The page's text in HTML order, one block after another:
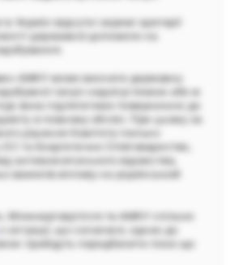
в Україні відсутні окремі критерії
державної допомоги на
АМКУ може визнати державну
галузі недопустимою або ж
вона підлягатиме поверненню до
в повному обсязі. При цьому за
рішення Комітету пильно
ЄС та Енергетичне Співтовариство,
антимонопольного відомства,
важелів впливу на український
Міненерговугілля та АМКУ спільно
з ситуації, що склалася, однак до
прийдуть передбачити поки що